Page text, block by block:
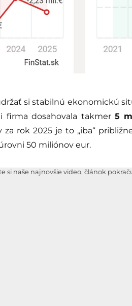
si stabilnú ekonomickú
firma dosahovala takmer 5
rok 2025 je to „iba“
50 miliónov eur.
si naše najnovšie video, článok